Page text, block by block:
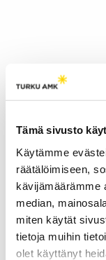
Tämä sivusto
Käytämme
räätälöimiseen,
kävijämäärämme
median,
miten käytät
tietoja muihin
olet käyttänyt